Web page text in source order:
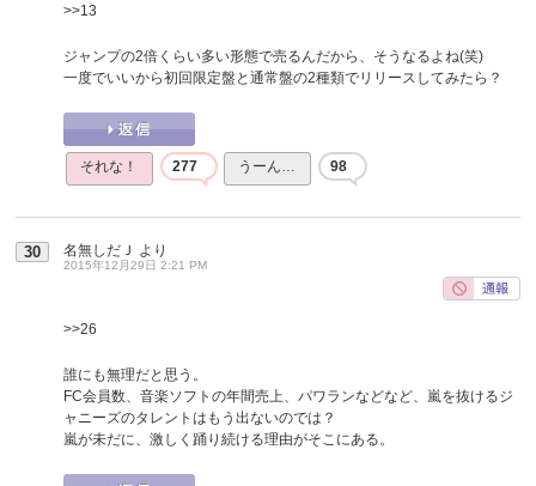
>>13
ジャンプの2倍くらい多い形態で売るんだから、そうなるよね(笑)
一度でいいから初回限定盤と通常盤の2種類でリリースしてみたら？
それな！ 277 うーん… 98
30 名無しだＪ より
2015年12月29日 2:21 PM
>>26
誰にも無理だと思う。
FC会員数、音楽ソフトの年間売上、パワランなどなど、嵐を抜けるジ
ャニーズのタレントはもう出ないのでは？
嵐が未だに、激しく踊り続ける理由がそこにある。